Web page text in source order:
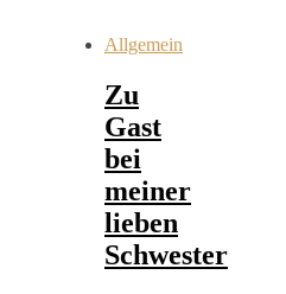
Allgemein
Zu
Gast
bei
meiner
lieben
Schwester